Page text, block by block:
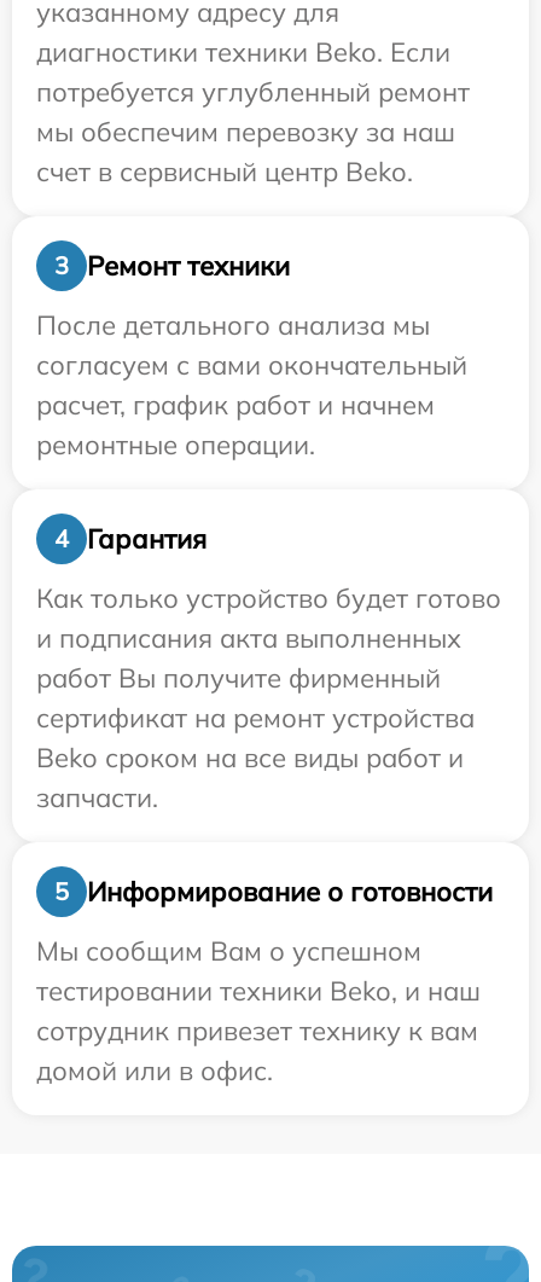
указанному адресу для
диагностики техники Beko. Если
потребуется углубленный ремонт
мы обеспечим перевозку за наш
счет в сервисный центр Beko.
3
Ремонт техники
После детального анализа мы
согласуем с вами окончательный
расчет, график работ и начнем
ремонтные операции.
4
Гарантия
Как только устройство будет готово
и подписания акта выполненных
работ Вы получите фирменный
сертификат на ремонт устройства
Beko сроком на все виды работ и
запчасти.
5
Информирование о готовности
Мы сообщим Вам о успешном
тестировании техники Beko, и наш
сотрудник привезет технику к вам
домой или в офис.